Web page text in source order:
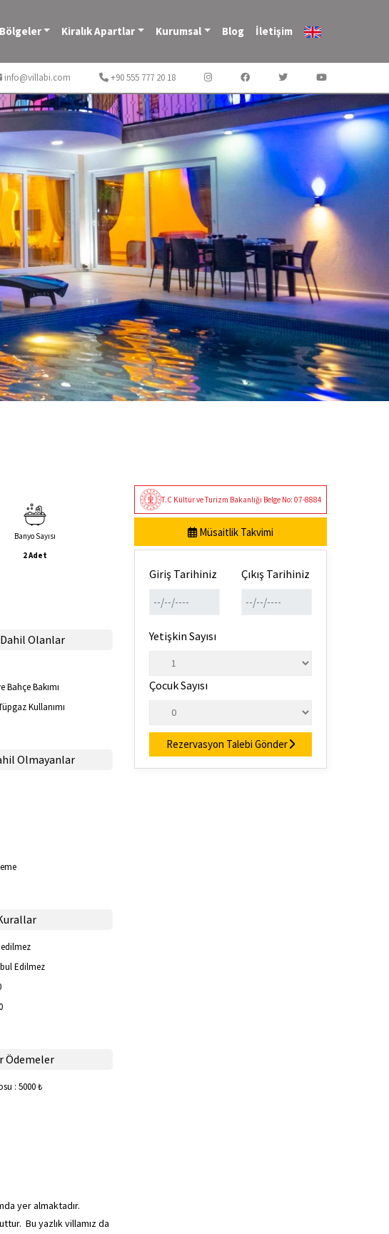
Bölgeler Kiralık Apartlar Kurumsal Blog İletişim
info@villabi.com +90 555 777 20 18
Banyo Sayısı
2 Adet
Olanlar
Bahçe Bakımı
Kullanımı
Olmayanlar
Edilmez
Ödemeler
: 5000 ₺
yer almaktadır.
Bu yazlık villamız da
T.C Kültür ve Turizm Bakanlığı Belge No: 07-8884
Müsaitlik Takvimi
Giriş Tarihiniz Çıkış Tarihiniz
Yetişkin Sayısı
Çocuk Sayısı
Rezervasyon Talebi Gönder